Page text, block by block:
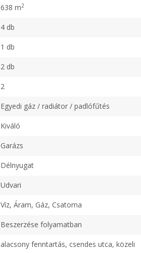
638 m2
4 db
1 db
2 db
2
Egyedi gáz / radiátor / padlófűtés
Kiváló
Garázs
Délnyugat
Udvari
Víz, Áram, Gáz, Csatorna
Beszerzése folyamatban
alacsony fenntartás, csendes utca, közeli